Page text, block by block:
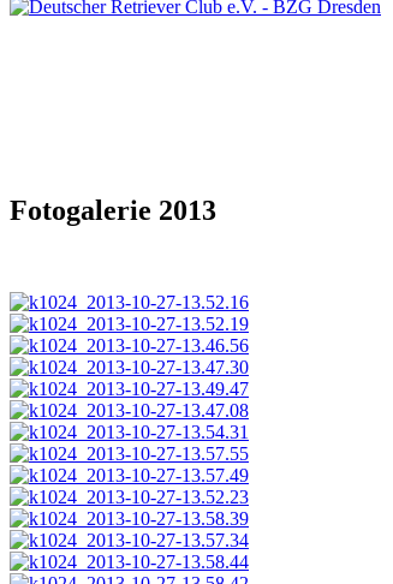
Fotogalerie 2013